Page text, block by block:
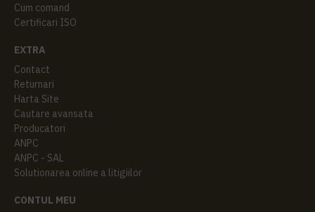
Cum comand
Certificari ISO
EXTRA
Contact
Returnari
Harta Site
Cautare avansata
Producatori
ANPC
ANPC - SAL
Solutionarea online a litigiilor
CONTUL MEU